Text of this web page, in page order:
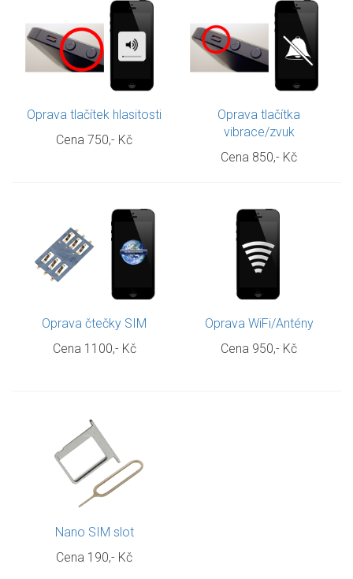
Oprava tlačítek hlasitosti
Cena 750,- Kč
Oprava tlačítka
vibrace/zvuk
Cena 850,- Kč
Oprava čtečky SIM
Cena1100,- Kč
Oprava WiFi/Antény
Cena 950,- Kč
Nano SIM slot
Cena 190,- Kč